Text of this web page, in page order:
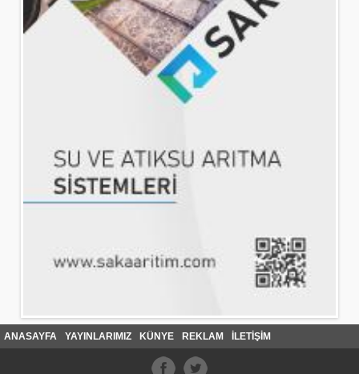
ANASAYFA YAYINLARIMIZ KÜNYE REKLAM İLETİŞİM